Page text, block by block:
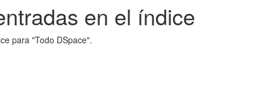
en el índice
para "Todo DSpace".